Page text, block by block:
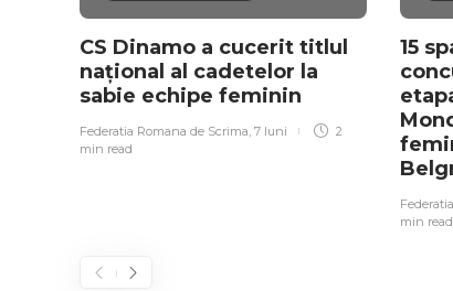
CS Dinamo a cucerit titlul
național al cadetelor la
sabie echipe feminin
Federatia Romana de Scrima, 7 luni
2
min read
15
min read